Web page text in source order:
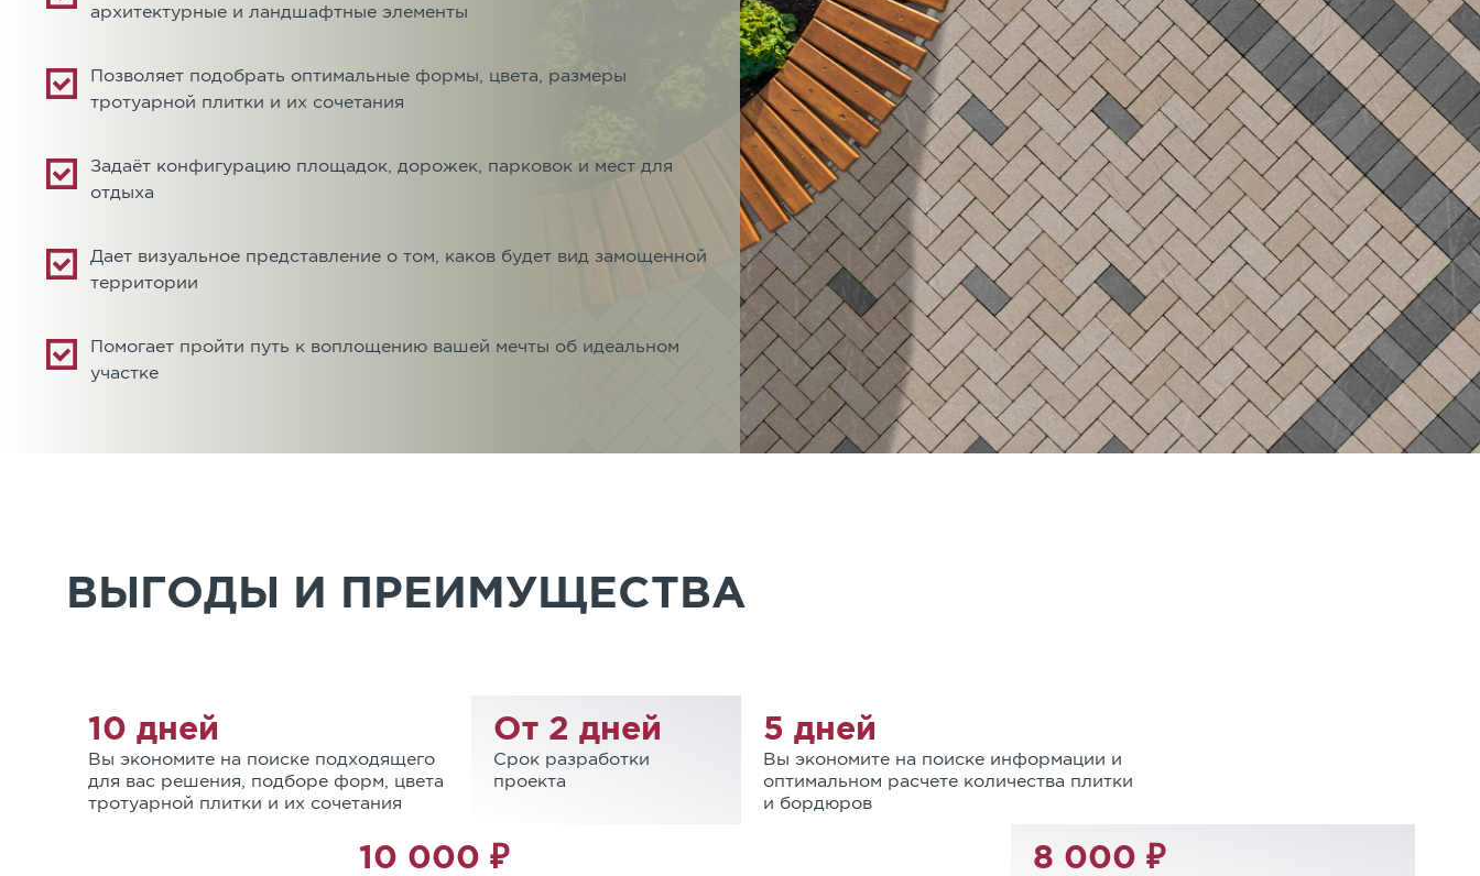
Казань
Карта сайта
архитектурные и ландшафтные элементы
Позволяет подобрать оптимальные формы, цвета, размеры
тротуарной плитки и их сочетания
Задаёт конфигурацию площадок, дорожек, парковок и мест для
отдыха
Дает визуальное представление о том, каков будет вид замощенной
территории
Помогает пройти путь к воплощению вашей мечты об идеальном
участке
ВЫГОДЫ И ПРЕИМУЩЕСТВА
10 дней
Вы экономите на поиске подходящего
для вас решения, подборе форм, цвета
тротуарной плитки и их сочетания
От 2 дней
Срок разработки
проекта
5 дней
Вы экономите на поиске информации и
оптимальном расчете количества плитки
и бордюров
10 000 ₽ 8 000 ₽